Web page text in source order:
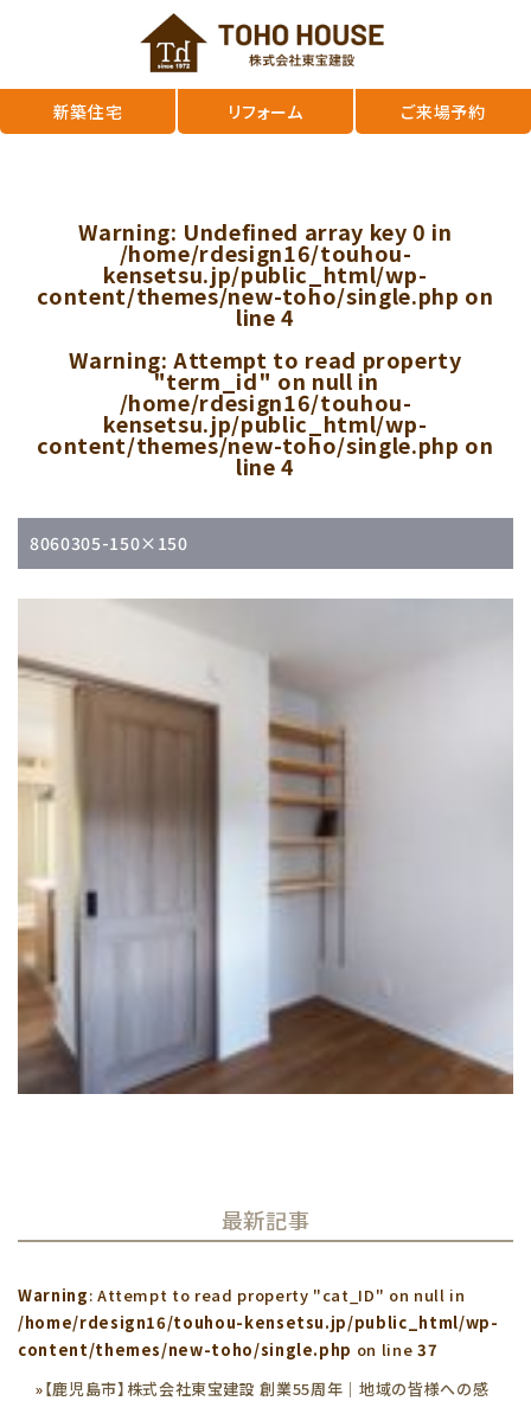
新築住宅 リフォーム ご来場予約
Warning: Undefined array key 0 in
/home/rdesign16/touhou-
kensetsu.jp/public_html/wp-
content/themes/new-toho/single.php on
line4
Warning: Attempt to read property
"term_id" on null in
/home/rdesign16/touhou-
kensetsu.jp/public_html/wp-
content/themes/new-toho/single.php on
line4
8060305-150×150
最新記事
Warning: Attempt to read property "cat_ID" on null in
/home/rdesign16/touhou-kensetsu.jp/public_html/wp-
content/themes/new-toho/single.php on line 37
»【鹿児島市】株式会社東宝建設 創業55周年｜地域の皆様への感